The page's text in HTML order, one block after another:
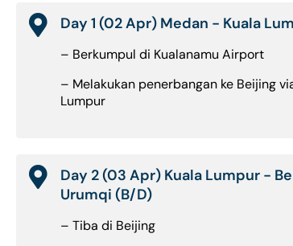
Day 1 (02 Apr) Medan - Kuala
– Berkumpul di Kualanamu Airport
– Melakukan penerbangan ke Beijing
Lumpur
Day 2 (03 Apr) Kuala Lumpur -
Urumqi (B/D)
– Tiba di Beijing